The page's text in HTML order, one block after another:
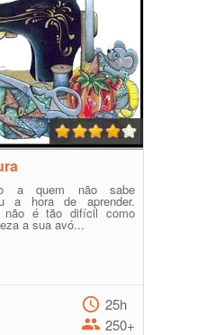
a quem não sabe
a hora de aprender.
não é tão difícil como
a sua avó...
25h
250+